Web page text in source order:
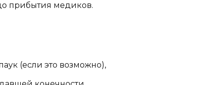
прибытия медиков.
(если это возможно),